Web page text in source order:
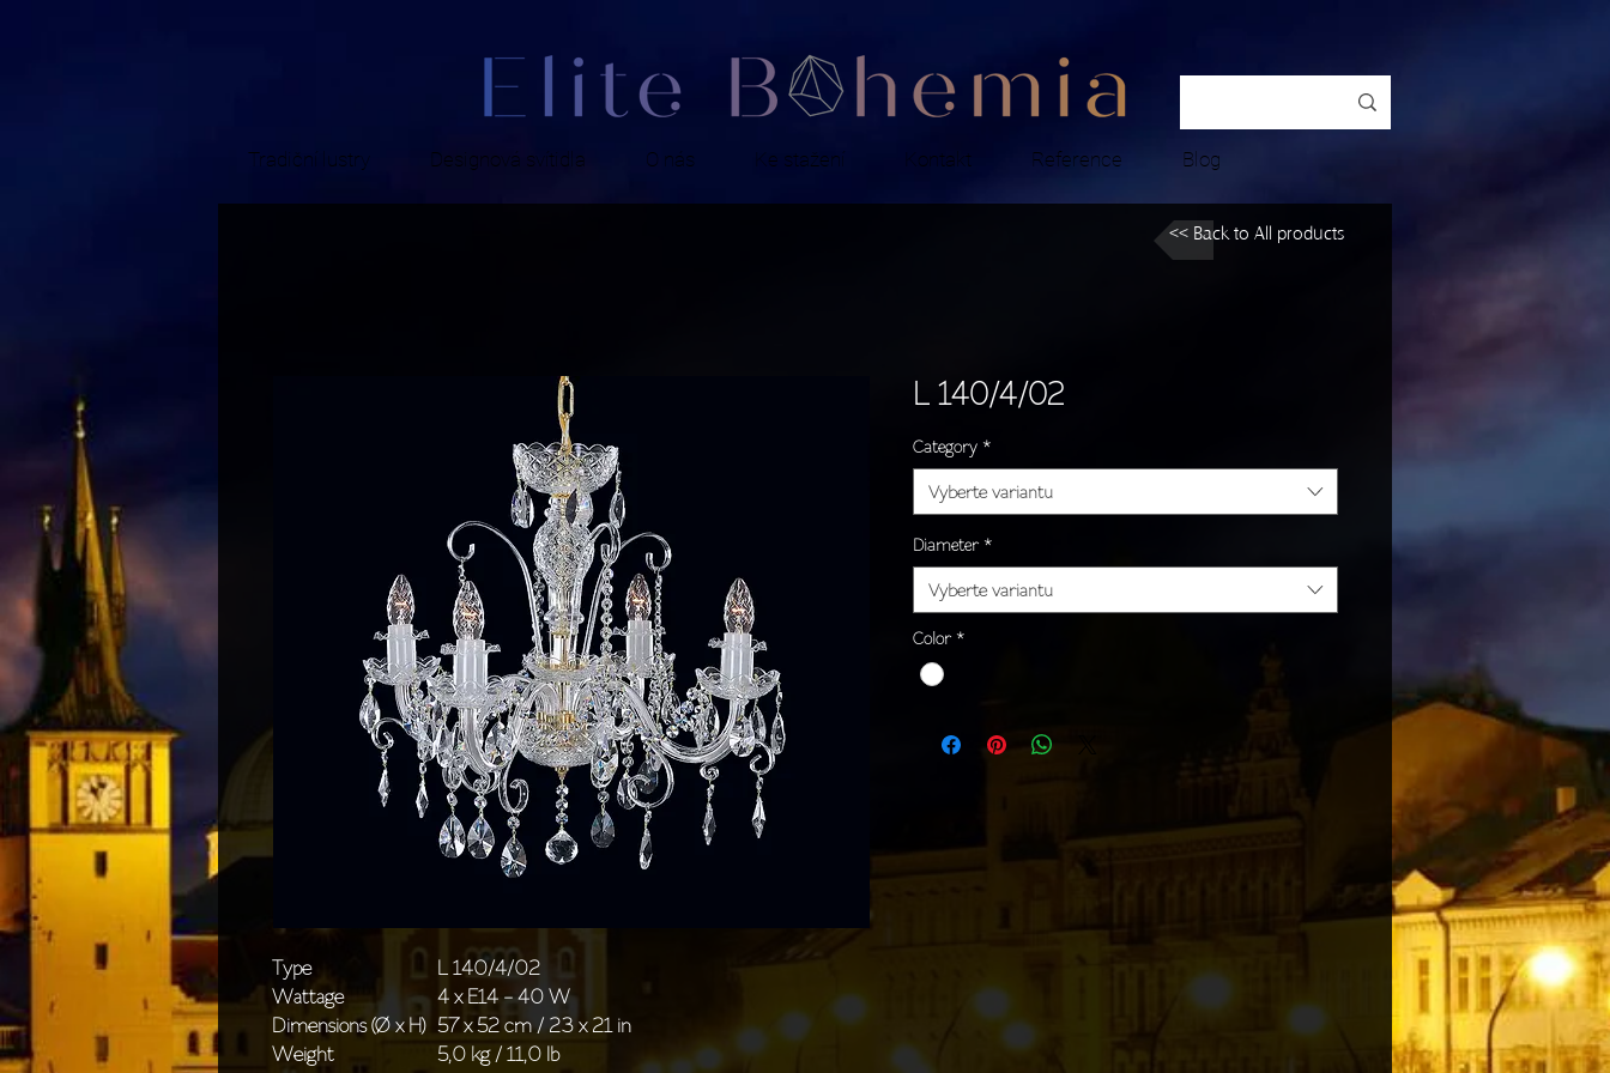
Tradiční lustry Designová svítidla O nás Ke stažení Kontakt Reference Blog
Type
L 140/4/02
Wattage
4 x E14 - 40 W
Dimensions (Ø x H) 57 x 52 cm / 23 x 21 in
Weight
5,0 kg / 11,0 lb
L 140/4/02
Category *
Vyberte variantu
Diameter *
Vyberte variantu
Color *
<< Back to All products